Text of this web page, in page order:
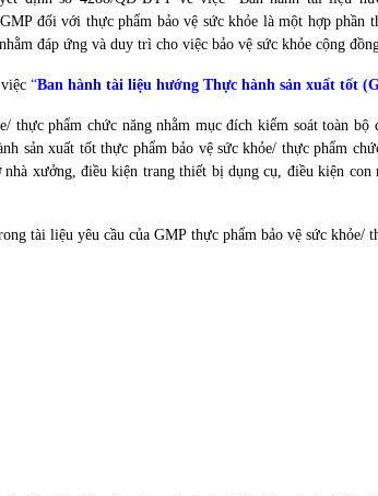
đối với thực phẩm bảo vệ sức khỏe là một hợp
đáp ứng và duy trì cho việc bảo vệ sức khỏe cộng
“Ban hành tài liệu hướng Thực hành sản xuất tốt
thực phẩm chức năng nhằm mục đích kiểm soát toàn
sản xuất tốt thực phẩm bảo vệ sức khỏe/ thực phẩm
nhà xưởng, điều kiện trang thiết bị dụng cụ, điều kiện
tài liệu yêu cầu của GMP thực phẩm bảo vệ sức khỏe/